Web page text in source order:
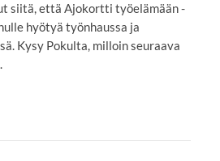
siitä, että Ajokortti työelämään -
hyötyä työnhaussa ja
Kysy Pokulta, milloin seuraava